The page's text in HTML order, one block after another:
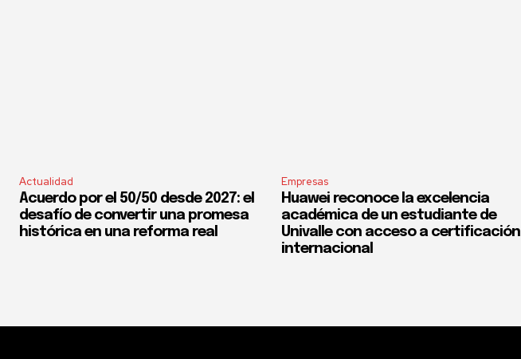
Actualidad
Acuerdo por el 50/50 desde 2027: el
desafío de convertir una promesa
histórica en una reforma real
Empresas
Huawei reconoce la excelencia
académica de un estudiante de
Univalle con acceso a certificación
internacional